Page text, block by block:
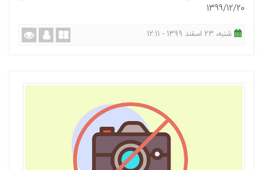
1399/12/20
شنبه، 23 اسفند 1399 - 12:11